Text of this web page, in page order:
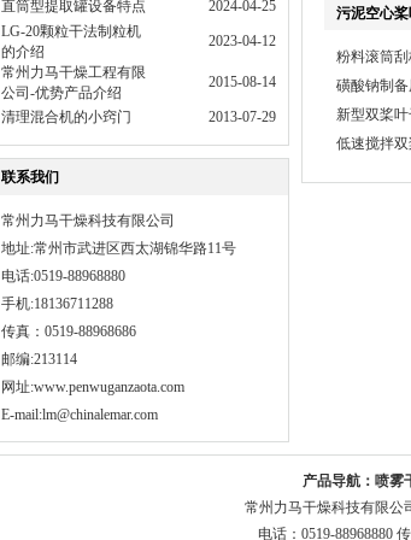
直筒型提取罐设备特点
2024-04-25
LG-20颗粒干法制粒机
的介绍
2023-04-12
常州力马干燥工程有限
公司-优势产品介绍
2015-08-14
清理混合机的小窍门 2013-07-29
联系我们
常州力马干燥科技有限公司
地址:常州市武进区西太湖锦华路11号
电话:0519-88968880
手机:18136711288
传真：0519-88968686
邮编:213114
网址:www.penwuganzaota.com
E-mail:lm@chinalemar.com
污泥空心
粉料滚筒刮
磺酸钠制
新型双桨
低速搅拌
产品导航： 喷雾
常州力马干燥科技有限公
电话：0519-88968880